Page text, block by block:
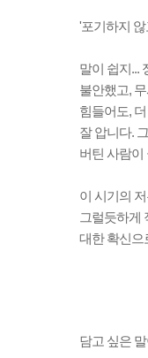
'포기하지
말이 쉽지...
불안했고,
힘들어도,
잘 압니다.
버틴 사람이
이 시기의
그럴듯하게
대한 확신으
담고 싶은